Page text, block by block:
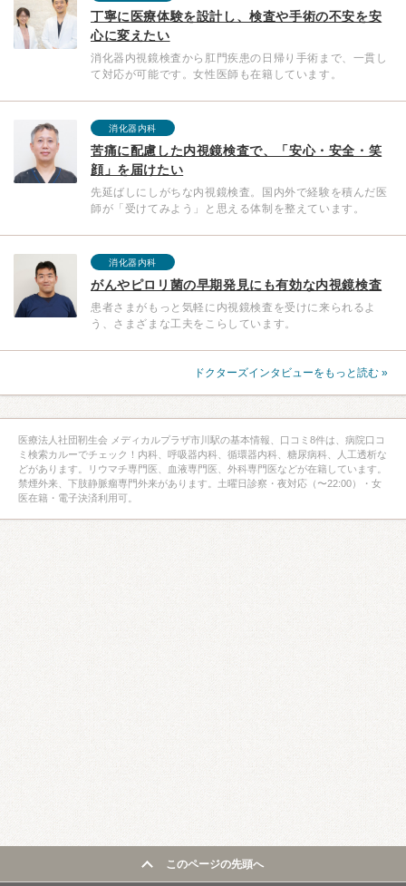
丁寧に医療体験を設計し、検査や手術の不安を安
心に変えたい
消化器内視鏡検査から肛門疾患の日帰り手術まで、一貫し
て対応が可能です。女性医師も在籍しています。
消化器内科
苦痛に配慮した内視鏡検査で、「安心・安全・笑
顔」を届けたい
先延ばしにしがちな内視鏡検査。国内外で経験を積んだ医
師が「受けてみよう」と思える体制を整えています。
消化器内科
がんやピロリ菌の早期発見にも有効な内視鏡検査
患者さまがもっと気軽に内視鏡検査を受けに来られるよ
う、さまざまな工夫をこらしています。
ドクターズインタビューをもっと読む »
医療法人社団靭生会 メディカルプラザ市川駅の基本情報、口コミ8件は、病院口コ
ミ検索カルーでチェック！内科、呼吸器内科、循環器内科、糖尿病科、人工透析な
どがあります。リウマチ専門医、血液専門医、外科専門医などが在籍しています。
禁煙外来、下肢静脈瘤専門外来があります。土曜日診察・夜対応（〜22:00）・女
医在籍・電子決済利用可。
このページの先頭へ